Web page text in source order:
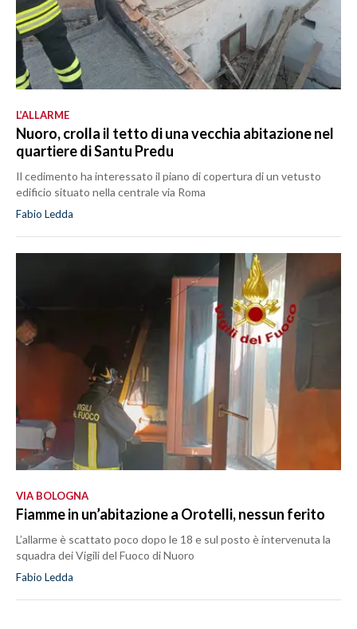
L’ALLARME
Nuoro, crolla il tetto di una vecchia abitazione nel
quartiere di Santu Predu
Il cedimento ha interessato il piano di copertura di un vetusto
edificio situato nella centrale via Roma
Fabio Ledda
VIA BOLOGNA
Fiamme in un’abitazione a Orotelli, nessun ferito
L’allarme è scattato poco dopo le 18 e sul posto è intervenuta la
squadra dei Vigili del Fuoco di Nuoro
Fabio Ledda